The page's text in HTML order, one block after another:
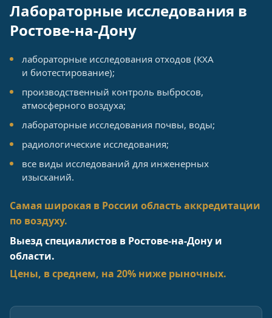
Лабораторные исследования в
Ростове-на-Дону
лабораторные исследования отходов (КХА
и биотестирование);
производственный контроль выбросов,
атмосферного воздуха;
лабораторные исследования почвы, воды;
радиологические исследования;
все виды исследований для инженерных
изысканий.
Самая широкая в России область аккредитации
по воздуху.
Выезд специалистов в Ростове-на-Дону и
области.
Цены, в среднем, на 20% ниже рыночных.